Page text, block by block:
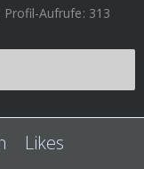
Profil-Aufrufe 313
Likes